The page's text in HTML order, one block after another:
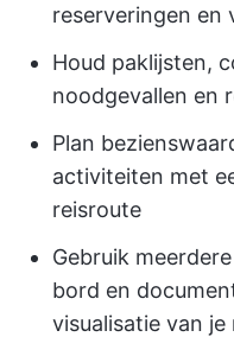
reserveringen en
Houd paklijsten,
noodgevallen en
Plan
activiteiten met
reisroute
Gebruik
bord en
visualisatie van je